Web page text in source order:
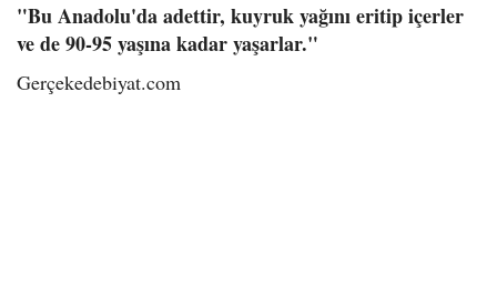
"Bu Anadolu'da adettir, kuyruk yağını eritip içerler
ve de 90-95 yaşına kadar yaşarlar."
Gerçekedebiyat.com